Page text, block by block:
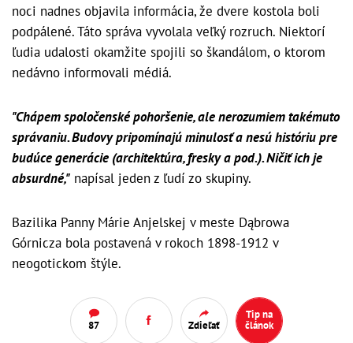
noci nadnes objavila informácia, že dvere kostola boli
podpálené. Táto správa vyvolala veľký rozruch. Niektorí
ľudia udalosti okamžite spojili so škandálom, o ktorom
nedávno informovali médiá.
"Chápem spoločenské pohoršenie, ale nerozumiem takémuto
správaniu. Budovy pripomínajú minulosť a nesú históriu pre
budúce generácie (architektúra, fresky a pod.). Ničiť ich je
absurdné," napísal jeden z ľudí zo skupiny.
Bazilika Panny Márie Anjelskej v meste Dąbrowa
Górnicza bola postavená v rokoch 1898-1912 v
neogotickom štýle.
87 Zdieľať
Tip na
článok